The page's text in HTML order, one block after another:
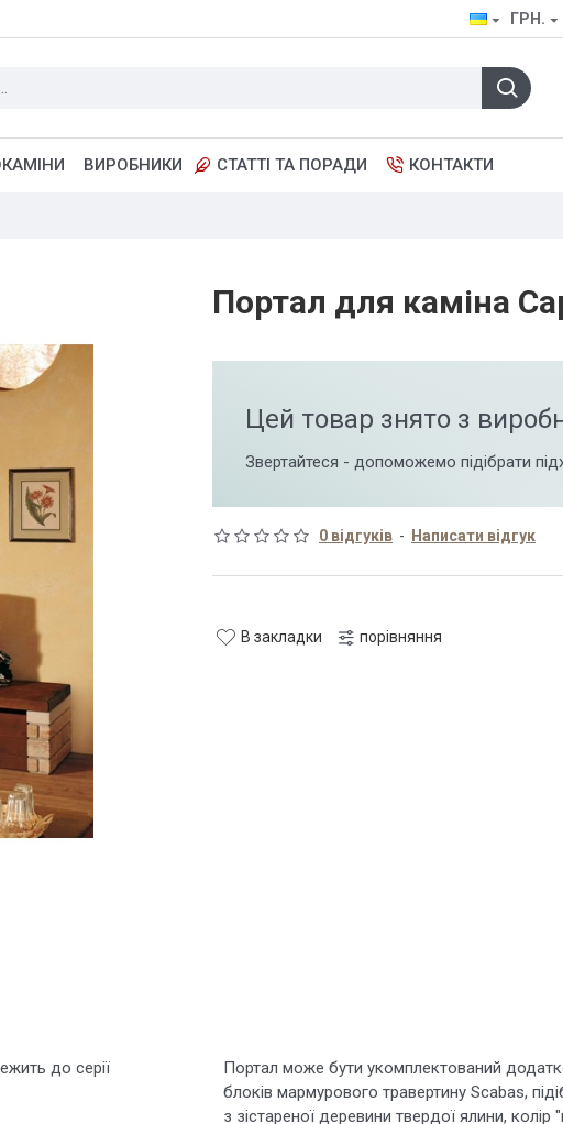
ГРН.
ВИРОБНИКИ СТАТТІ ТА ПОРАДИ КОНТАКТИ
Портал для каміна
Цей товар знято з
Звертайтеся - допоможемо підібрати
0 відгуків - Написати відгук
В закладки порівняння
до серії
Портал може бути укомплектований
блоків мармурового травертину Scabas,
з зістареної деревини твердої ялини,